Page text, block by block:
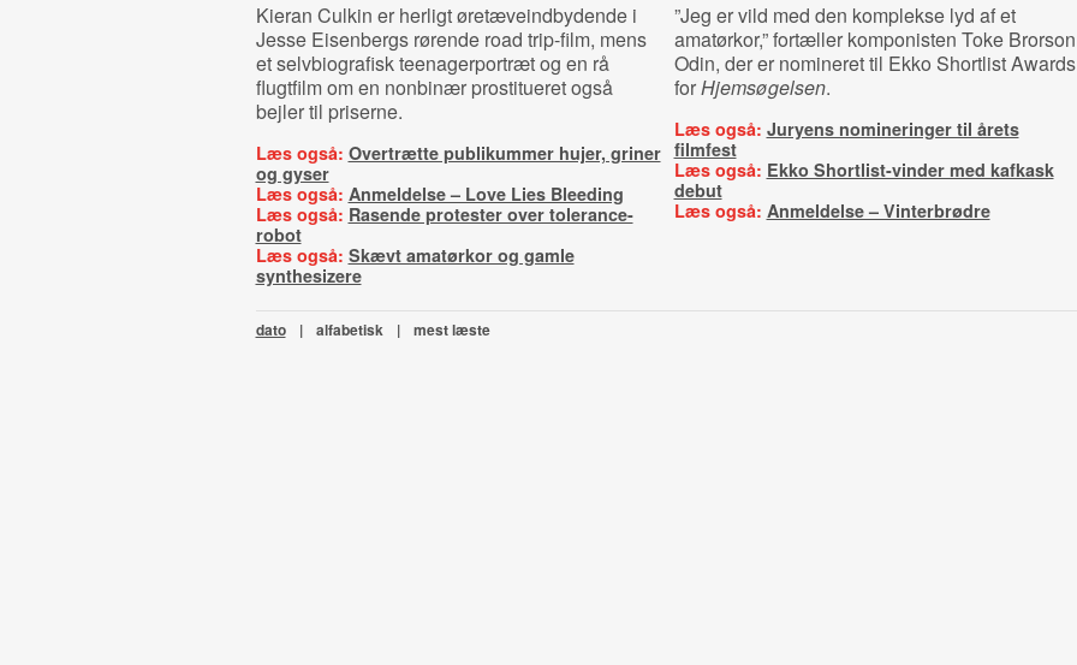
Kieran Culkin er herligt øretæveindbydende i
Jesse Eisenbergs rørende road trip-film, mens
et selvbiografisk teenagerportræt og en rå
flugtfilm om en nonbinær prostitueret også
bejler til priserne.
Læs også: Overtrætte publikummer hujer, griner
og gyser
Læs også: Anmeldelse – Love Lies Bleeding
Læs også: Rasende protester over tolerance-
robot
Læs også: Skævt amatørkor og gamle
synthesizere
”Jeg er vild med den komplekse lyd af et
amatørkor,” fortæller komponisten Toke Brorson
Odin, der er nomineret til Ekko Shortlist Awards
forHjemsøgelsen.
Læs også: Juryens nomineringer til årets
filmfest
Læs også: Ekko Shortlist-vinder med kafkask
debut
Læs også: Anmeldelse – Vinterbrødre
dato | alfabetisk | mest læste